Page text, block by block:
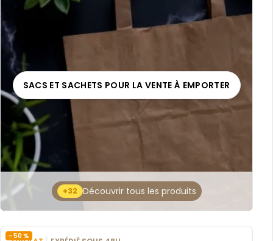
SACS ET SACHETS POUR LA VENTE À EMPORTER
+32 Découvrir tous les produits
- 50 %